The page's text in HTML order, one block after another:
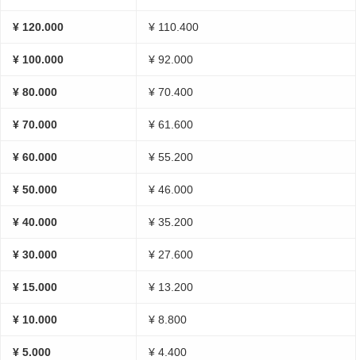
¥ 120.000 ¥ 110.400
¥ 100.000 ¥ 92.000
¥ 80.000 ¥ 70.400
¥ 70.000 ¥ 61.600
¥ 60.000 ¥ 55.200
¥ 50.000 ¥ 46.000
¥ 40.000 ¥ 35.200
¥ 30.000 ¥ 27.600
¥ 15.000 ¥ 13.200
¥ 10.000 ¥ 8.800
¥ 5.000 ¥ 4.400